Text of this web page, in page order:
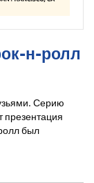
н-ролл
Серию
презентация
был